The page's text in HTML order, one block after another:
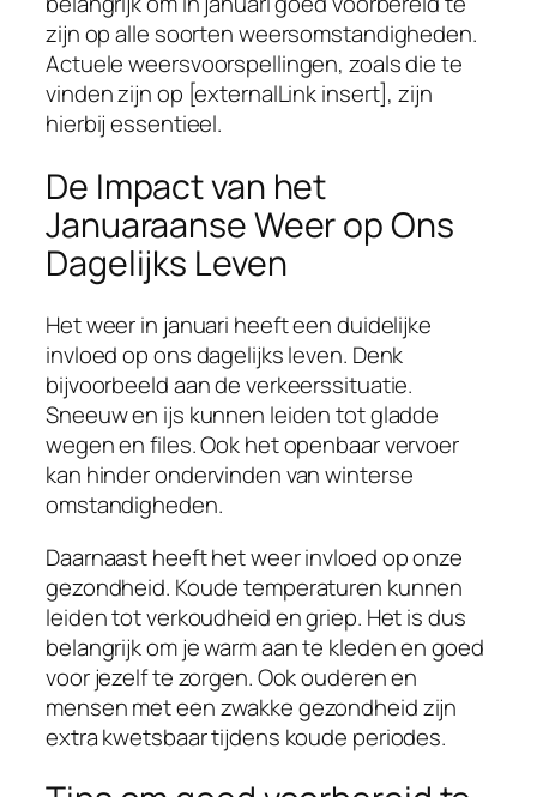
zijn op alle soorten weersomstandigheden.
Actuele weersvoorspellingen, zoals die te
vinden zijn op [externalLink insert], zijn
hierbij essentieel.
De Impact van het
Januaraanse Weer op Ons
Dagelijks Leven
Het weer in januari heeft een duidelijke
invloed op ons dagelijks leven. Denk
bijvoorbeeld aan de verkeerssituatie.
Sneeuw en ijs kunnen leiden tot gladde
wegen en files. Ook het openbaar vervoer
kan hinder ondervinden van winterse
omstandigheden.
Daarnaast heeft het weer invloed op onze
gezondheid. Koude temperaturen kunnen
leiden tot verkoudheid en griep. Het is dus
belangrijk om je warm aan te kleden en goed
voor jezelf te zorgen. Ook ouderen en
mensen met een zwakke gezondheid zijn
extra kwetsbaar tijdens koude periodes.